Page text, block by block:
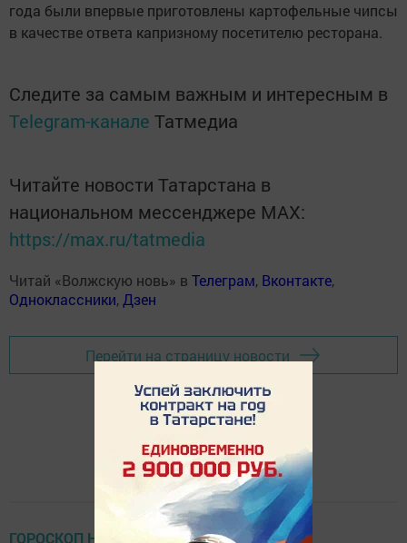
года были впервые приготовлены картофельные чипсы
в качестве ответа капризному посетителю ресторана.
Следите за самым важным и интересным в
Telegram-канале Татмедиа
Читайте новости Татарстана в
национальном мессенджере MАХ:
https://max.ru/tatmedia
Читай «Волжскую новь» в Телеграм, Вконтакте,
Одноклассники,Дзен
Перейти на страницу новости
ГОРОСКОП НА КАЖДЫЙ ДЕНЬ